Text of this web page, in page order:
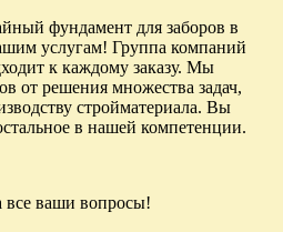
фундамент для заборов в
услугам! Группа компаний
к каждому заказу. Мы
от решения множества задач,
стройматериала. Вы
в нашей компетенции.
все ваши вопросы!